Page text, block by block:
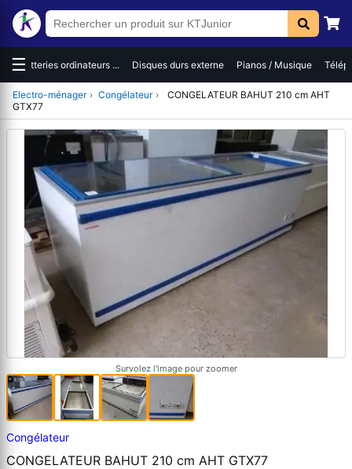
☰Batteries ordinateurs ... Disques durs externe Pianos / Musique
Electro-ménager › Congélateur ›
CONGELATEUR BAHUT 210 cm AHT
GTX77
Survolez l'image pour zoomer
Congélateur
CONGELATEUR BAHUT 210 cm AHT GTX77